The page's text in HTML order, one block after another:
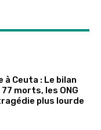
Ceuta : Le bilan
morts, les ONG
plus lourde